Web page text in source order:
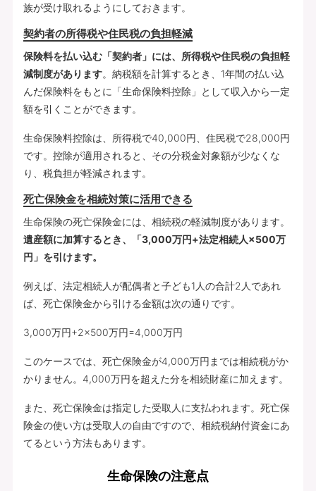
族が受け取れるようにしておきます。
契約者の所得税や住民税の負担軽減
保険料を払い込む「契約者」には、所得税や住民税の負担軽
減制度があります。納税額を計算するとき、1年間の払い込
んだ保険料をもとに「生命保険料控除」として収入から一定
額を引くことができます。
生命保険料控除は、所得税で40,000円、住民税で28,000円
です。控除が適用されると、その分税金対象額が少なくな
り、税負担が軽減されます。
死亡保険金を相続対策に活用できる
生命保険の死亡保険金には、相続税の軽減制度があります。
遺産額に加算するとき、「3,000万円+法定相続人×500万
円」を引けます。
例えば、法定相続人が配偶者と子ども1人の合計2人であれ
ば、死亡保険金から引ける金額は次の通りです。
3,000万円+2×500万円=4,000万円
このケースでは、死亡保険金が4,000万円までは相続税がか
かりません。4,000万円を超えた分を相続財産に加えます。
また、死亡保険金は指定した受取人に支払われます。死亡保
険金の使い方は受取人の自由ですので、相続税納付資金にあ
てるという方法もあります。
生命保険の注意点